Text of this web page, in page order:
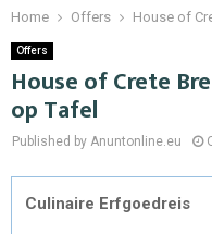
Home Offers House of
Offers
House of Crete
op Tafel
Published by Anuntonline.eu
Culinaire Erfgoedreis